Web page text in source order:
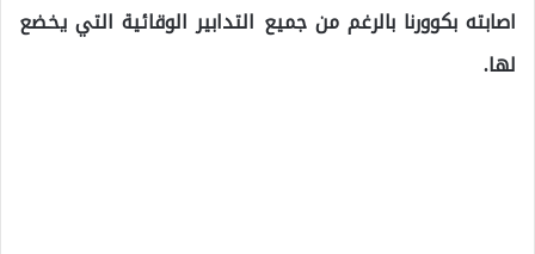
اصابته بكوورنا بالرغم من جميع التدابير الوقائية التي يخضع
لها.